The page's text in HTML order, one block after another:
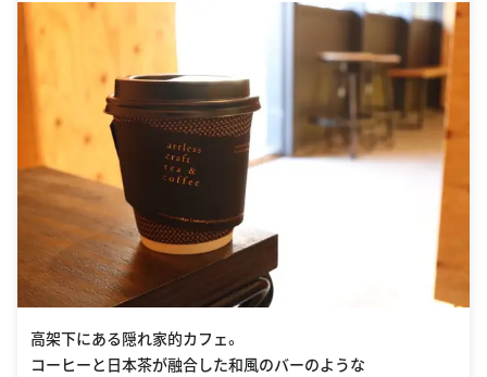
高架下にある隠れ家的カフェ。
コーヒーと日本茶が融合した和風のバーのような